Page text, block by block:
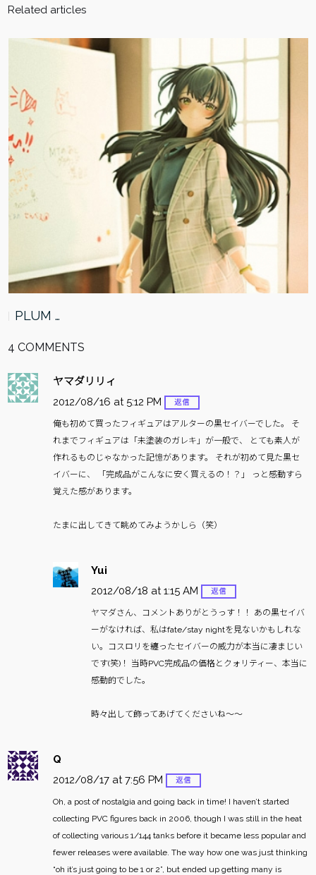
Related articles
PLUM …
4 COMMENTS
ヤマダリリィ
2012/08/16 at 5:12 PM
返信
俺も初めて買ったフィギュアはアルターの黒セイバーでした。
そ
れまでフィギュアは「未塗装のガレキ」が一般で、
とても素人が
作れるものじゃなかった記憶があります。
それが初めて見た黒セ
イバーに、
「完成品がこんなに安く買えるの！？」
っと感動すら
覚えた感があります。
たまに出してきて眺めてみようかしら（笑）
Yui
2012/08/18 at 1:15 AM
返信
ヤマダさん、コメントありがとうっす！！
あの黒セイバ
ーがなければ、私はfate/stay nightを見ないかもしれな
い。コスロリを纏ったセイバーの威力が本当に凄まじい
です(笑)！
当時PVC完成品の価格とクォリティー、本当に
感動的でした。
時々出して飾ってあげてくださいね〜〜
Q
2012/08/17 at 7:56 PM
返信
Oh, a post of nostalgia and going back in time! I haven’t started
collecting PVC figures back in 2006, though I was still in the heat
of collecting various 1/144 tanks before it became less popular and
fewer releases were available. The way how one was just thinking
“oh it’s just going to be 1 or 2”, but ended up getting many is